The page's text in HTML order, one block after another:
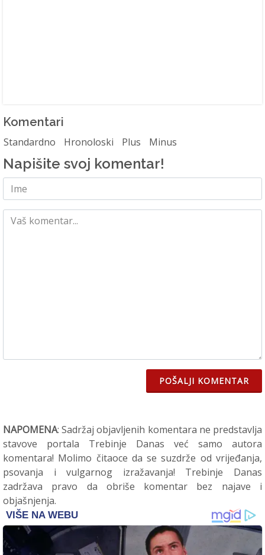
Komentari
Standardno Hronoloski Plus Minus
Napišite svoj komentar!
POŠALJI KOMENTAR
NAPOMENA: Sadržaj objavljenih komentara ne predstavlja
stavove portala Trebinje Danas već samo autora
komentara! Molimo čitaoce da se suzdrže od vrijeđanja,
psovanja i vulgarnog izražavanja! Trebinje Danas
zadržava pravo da obriše komentar bez najave i
objašnjenja.